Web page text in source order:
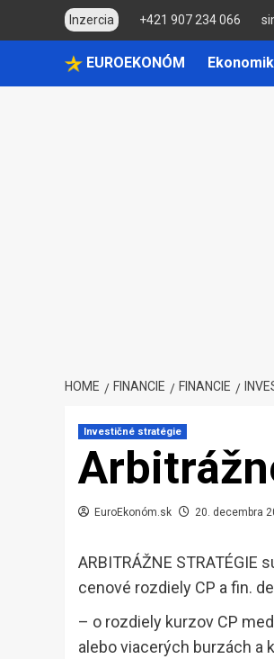
Inzercia +421 907 234 066
EUROEKONÓM
HOME FINANCIE FINANCIE
Investičné stratégie
EuroEkonóm.sk 20. decembra
ARBITRÁŽNE
cenové rozdiely CP a fin.
– o rozdiely kurzov CP
alebo viacerých burzách a